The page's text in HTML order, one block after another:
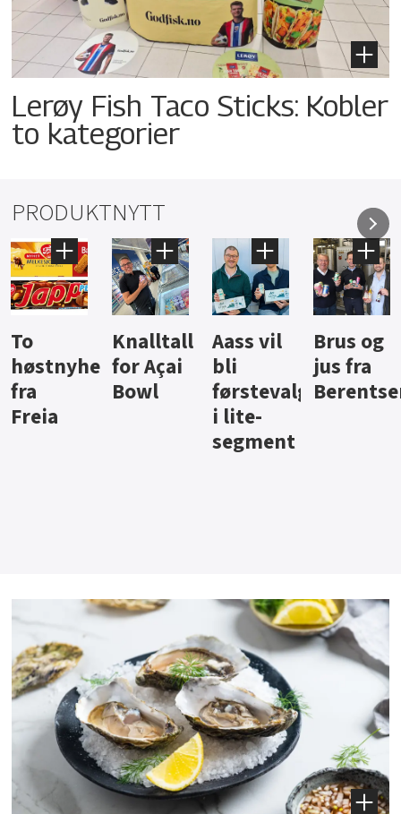
Lerøy Fish Taco Sticks: Kobler
to kategorier
PRODUKTNYTT
Knalltall
for Açai
Bowl
Aass vil
bli
førstevalg
Brus og
jus fra
Berentsen
Hard
iste fra
Hansa